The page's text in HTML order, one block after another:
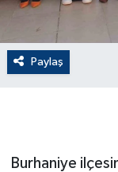
Paylaş
Burhaniye
English
Finans